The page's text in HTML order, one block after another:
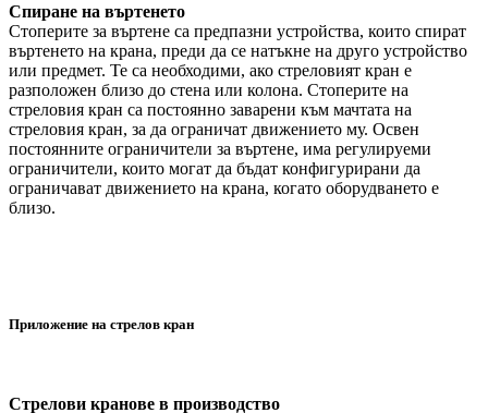
Спиране на въртенето
Стоперите за въртене са предпазни устройства, които спират
въртенето на крана, преди да се натъкне на друго устройство
или предмет. Те са необходими, ако стреловият кран е
разположен близо до стена или колона. Стоперите на
стреловия кран са постоянно заварени към мачтата на
стреловия кран, за да ограничат движението му. Освен
постоянните ограничители за въртене, има регулируеми
ограничители, които могат да бъдат конфигурирани да
ограничават движението на крана, когато оборудването е
близо.
Приложение на стрелов кран
Стрелови кранове в производство